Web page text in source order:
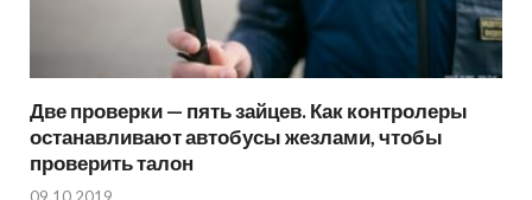
Две проверки — пять зайцев. Как контролеры
останавливают автобусы жезлами, чтобы
проверить талон